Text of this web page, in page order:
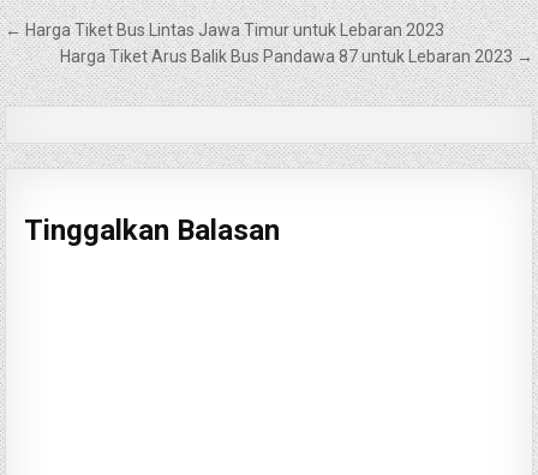
Navigasi
pos
← Harga Tiket Bus Lintas Jawa Timur untuk Lebaran 2023
Harga Tiket Arus Balik Bus Pandawa 87 untuk Lebaran 2023 →
Tinggalkan Balasan